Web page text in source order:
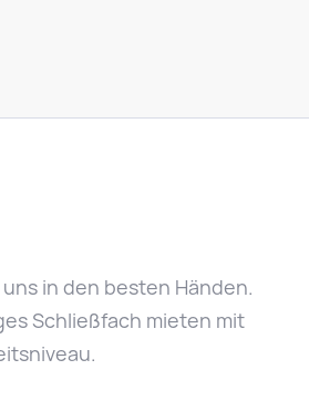
in den besten Händen.
Schließfach mieten mit